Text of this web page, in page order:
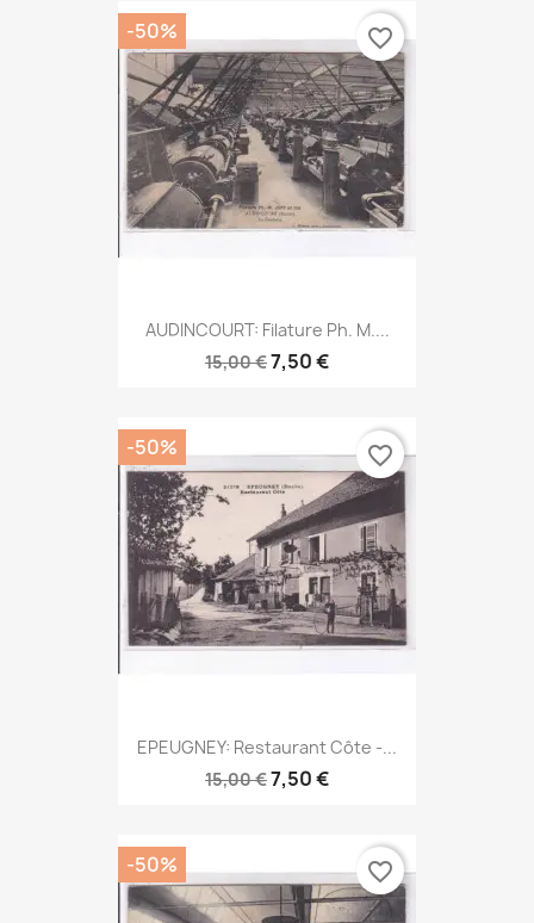
AUDINCOURT: Filature Ph. M....
15,00 €7,50 €
-50% favorite_border
EPEUGNEY: Restaurant Côte -...
15,00 €7,50 €
-50% favorite_border
-50% favorite_border